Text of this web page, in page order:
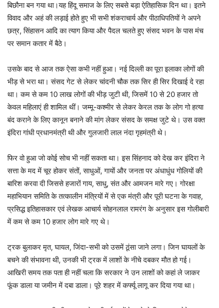
बिछौना बन गया था।यह हिंदू समाज के लिए सबसे बड़ा ऐतिहासिक दिन था। इतने
विवाद और अहं की लड़ाई होते हुए भी सभी शंकराचार्य और पीठाधिपतियों ने अपने
छत्र, सिंहासन आदि का त्याग किया और पैदल चलते हुए संसद भवन के पास मंच
पर समान कतार में बैठे।
उसके बाद से आज तक ऐसा कभी नहीं हुआ। नई दिल्ली का पूरा इलाका लोगों की
भीड़ से भरा था। संसद गेट से लेकर चांदनी चौक तक सिर ही सिर दिखाई दे रहा
था। कम से कम 10 लाख लोगों की भीड़ जुटी थी, जिसमें 10 से 20 हजार तो
केवल महिलाएं ही शामिल थीं। जम्मू-कश्मीर से लेकर केरल तक के लोग गो हत्या
बंद कराने के लिए कानून बनाने की मांग लेकर संसद के समक्ष जुटे थे। उस वक्त
इंदिरा गांधी प्रधानमंत्री थी और गुलजारी लाल नंदा गृहमंत्री थे।
फिर वो हुआ जो कोई सोच भी नहीं सकता था। इस सिंहनाद को देख कर इंदिरा ने
सत्ता के मद में चूर होकर संतों, साधुओं, गायों और जनता पर अंधाधुंध गोलियों की
बारिश करवा दी जिससे हजारों गाय, साधु, संत और आमजन मारे गए। गोरक्षा
महाभियान समिति के तत्कालीन मंत्रियों में से एक मंत्री और पूरी घटना के गवाह,
प्रसिद्ध इतिहासकार एवं लेखक आचार्य सोहनलाल रामरंग के अनुसार इस गोलीबारी
में कम से कम 10 हजार लोग मारे गए थे।
ट्रक बुलाकर मृत, घायल, जिंदा-सभी को उसमें ठूंसा जाने लगा। जिन घायलों के
बचने की संभावना थी, उनकी भी ट्रक में लाशों के नीचे दबकर मौत हो गई।
आखिरी समय तक पता ही नहीं चला कि सरकार ने उन लाशों को कहां ले जाकर
फूंक डाला या जमीन में दबा डाला। पूरे शहर में कर्फ्यू लागू कर दिया गया था।